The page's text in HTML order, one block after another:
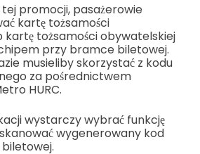
promocji, pasażerowie
kartę tożsamości
kartę tożsamości obywatelskiej
przy bramce biletowej.
musieliby skorzystać z kodu
za pośrednictwem
HURC.
wystarczy wybrać funkcję
wygenerowany kod